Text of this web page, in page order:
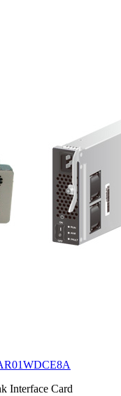
Interface Card